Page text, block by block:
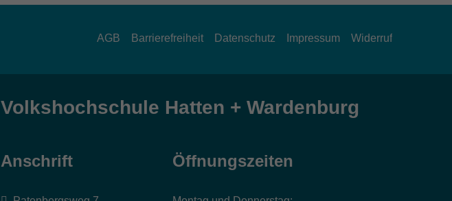
AGB Barrierefreiheit Datenschutz Impressum Widerruf
Volkshochschule Hatten + Wardenburg
Anschrift Öffnungszeiten